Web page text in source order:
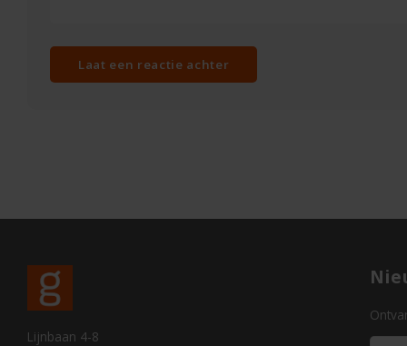
Laat een reactie achter
Lijnbaan 4-8